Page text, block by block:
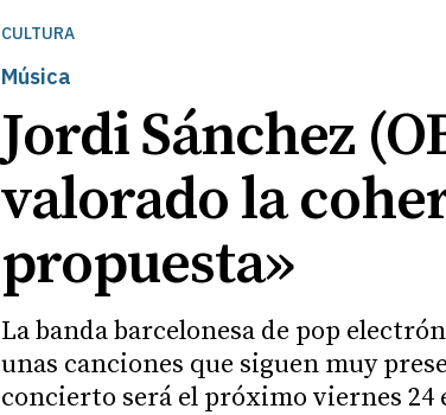
CULTURA
Música
Jordi Sánchez
valorado la
propuesta»
La banda barcelonesa de pop
unas canciones que siguen muy
concierto será el próximo viernes 24